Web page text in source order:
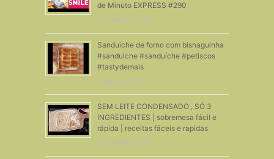
de Minuto EXPRESS #290
31 Janeiro, 2018
Sanduiche de forno com bisnaguinha
#sanduiche #sanduíche #petiscos
#tastydemais
1 Agosto, 2023
SEM LEITE CONDENSADO , SÓ 3
INGREDIENTES | sobremesa fácil e
rápida | receitas fáceis e rapidas
22 Outubro, 2021